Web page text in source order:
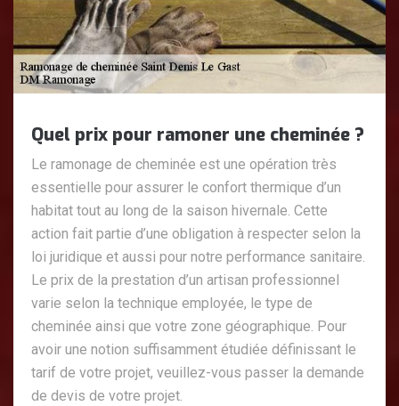
Quel prix pour ramoner une cheminée ?
Le ramonage de cheminée est une opération très
essentielle pour assurer le confort thermique d’un
habitat tout au long de la saison hivernale. Cette
action fait partie d’une obligation à respecter selon la
loi juridique et aussi pour notre performance sanitaire.
Le prix de la prestation d’un artisan professionnel
varie selon la technique employée, le type de
cheminée ainsi que votre zone géographique. Pour
avoir une notion suffisamment étudiée définissant le
tarif de votre projet, veuillez-vous passer la demande
de devis de votre projet.